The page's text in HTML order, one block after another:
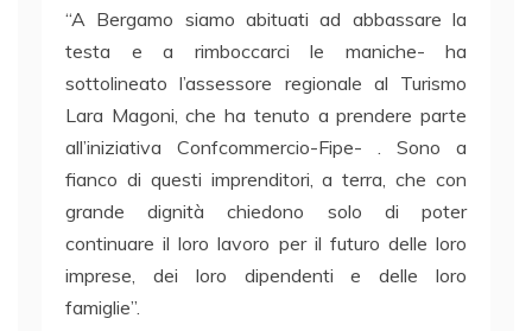
“A Bergamo siamo abituati ad abbassare la
testa e a rimboccarci le maniche- ha
sottolineato l’assessore regionale al Turismo
Lara Magoni, che ha tenuto a prendere parte
all’iniziativa Confcommercio-Fipe- . Sono a
fianco di questi imprenditori, a terra, che con
grande dignità chiedono solo di poter
continuare il loro lavoro per il futuro delle loro
imprese, dei loro dipendenti e delle loro
famiglie”.